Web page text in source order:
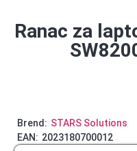
Ranac za
Brend: STARS Solutions
EAN: 2023180700012